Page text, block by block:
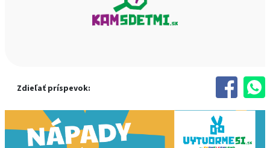
Zdieľať príspevok: